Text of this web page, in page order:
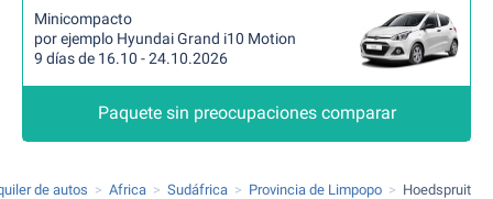
Minicompacto
por ejemplo Hyundai Grand i10 Motion
9 días de 16.10 - 24.10.2026
Paquete sin preocupaciones comparar
de autos Africa Sudáfrica Provincia de Limpopo Hoedspruit